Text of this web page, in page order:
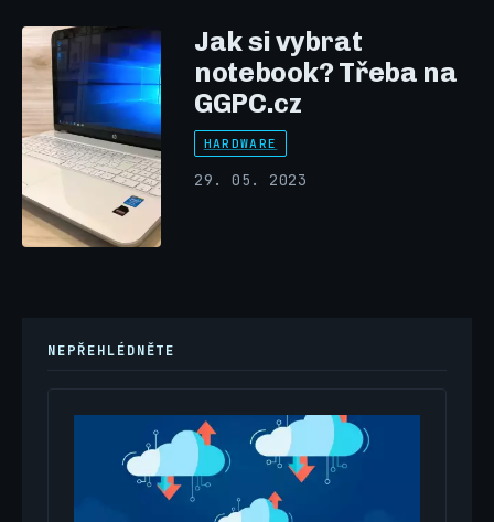
Jak si vybrat
notebook? Třeba na
GGPC.cz
HARDWARE
29. 05. 2023
NEPŘEHLÉDNĚTE